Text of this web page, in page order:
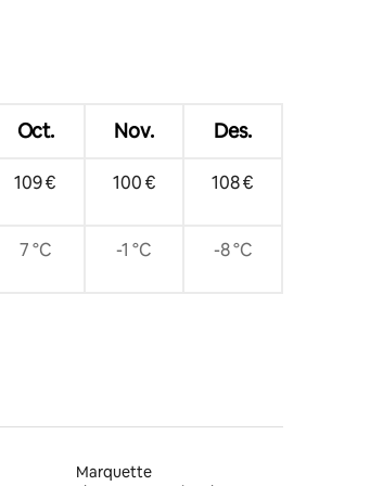
Oct. Nov. Des.
109 € 100 € 108 €
7 °C -1 °C -8 °C
Marquette